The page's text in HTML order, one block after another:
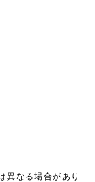
異なる場合があり